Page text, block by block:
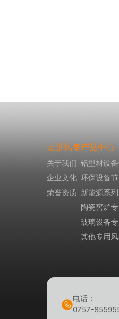
走进风泰
关于我们
企业文化
荣誉资质
产品中心
铝型材设
环保设备
新能源系
陶瓷窖炉
玻璃设备
其他专用
电话：
0757-